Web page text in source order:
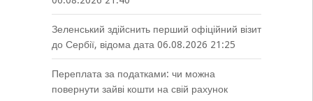
Зеленський здійснить перший офіційний візит
до Сербії, відома дата 06.08.2026 21:25
Переплата за податками: чи можна
повернути зайві кошти на свій рахунок